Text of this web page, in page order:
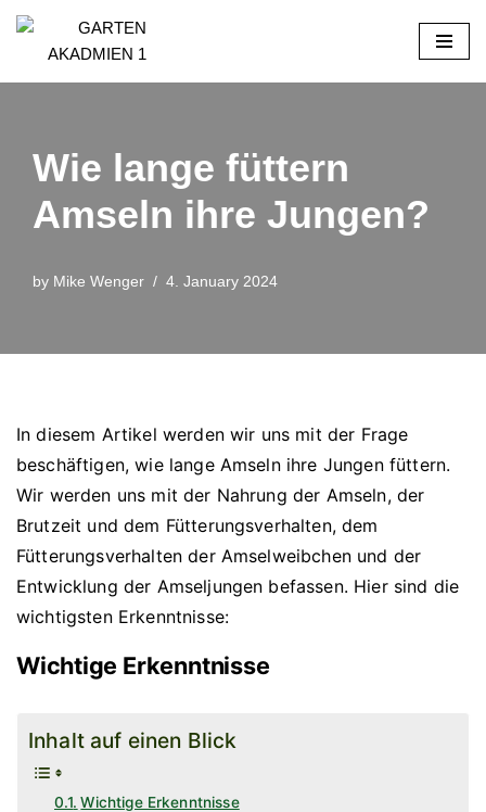
to
Wie lange füttern
Amseln ihre Jungen?
by Mike Wenger 4. January 2024
In diesem Artikel werden wir uns mit der Frage
beschäftigen, wie lange Amseln ihre Jungen füttern.
Wir werden uns mit der Nahrung der Amseln, der
Brutzeit und dem Fütterungsverhalten, dem
Fütterungsverhalten der Amselweibchen und der
Entwicklung der Amseljungen befassen. Hier sind die
wichtigsten Erkenntnisse:
Wichtige Erkenntnisse
Inhalt auf einen Blick
Wichtige Erkenntnisse